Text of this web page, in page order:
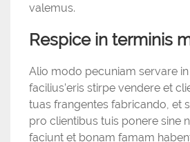
valemus.
Respice in terminis
Alio modo pecuniam servare
facilius’eris stirpe vendere et
tuas frangentes fabricando, et
pro clientibus tuis ponere sine
faciunt et bonam famam